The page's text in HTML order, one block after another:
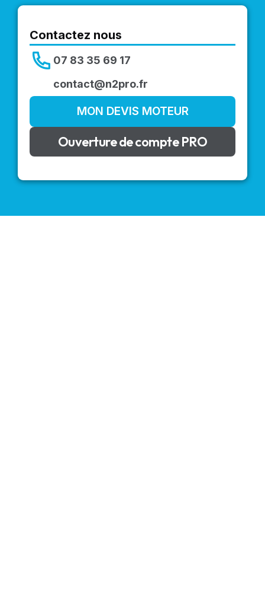
Contactez nous
07 83 35 69 17
contact@n2pro.fr
MON DEVIS MOTEUR
Ouverture de compte PRO